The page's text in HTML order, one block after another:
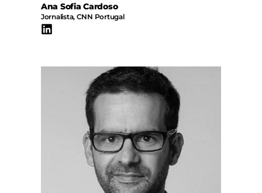
Ana Sofia Cardoso
Jornalista, CNN Portugal